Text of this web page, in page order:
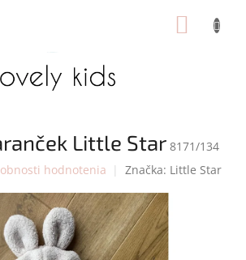
Little Star 8171/134
hodnotenia Značka: Little Star